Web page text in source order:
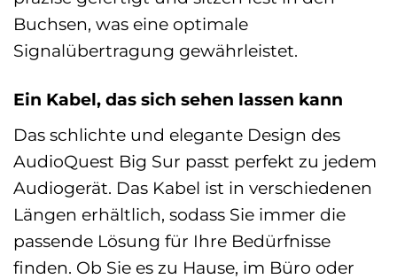
Buchsen, was eine optimale
Signalübertragung gewährleistet.
Ein Kabel, das sich sehen lassen kann
Das schlichte und elegante Design des
AudioQuest Big Sur passt perfekt zu jedem
Audiogerät. Das Kabel ist in verschiedenen
Längen erhältlich, sodass Sie immer die
passende Lösung für Ihre Bedürfnisse
finden. Ob Sie es zu Hause, im Büro oder